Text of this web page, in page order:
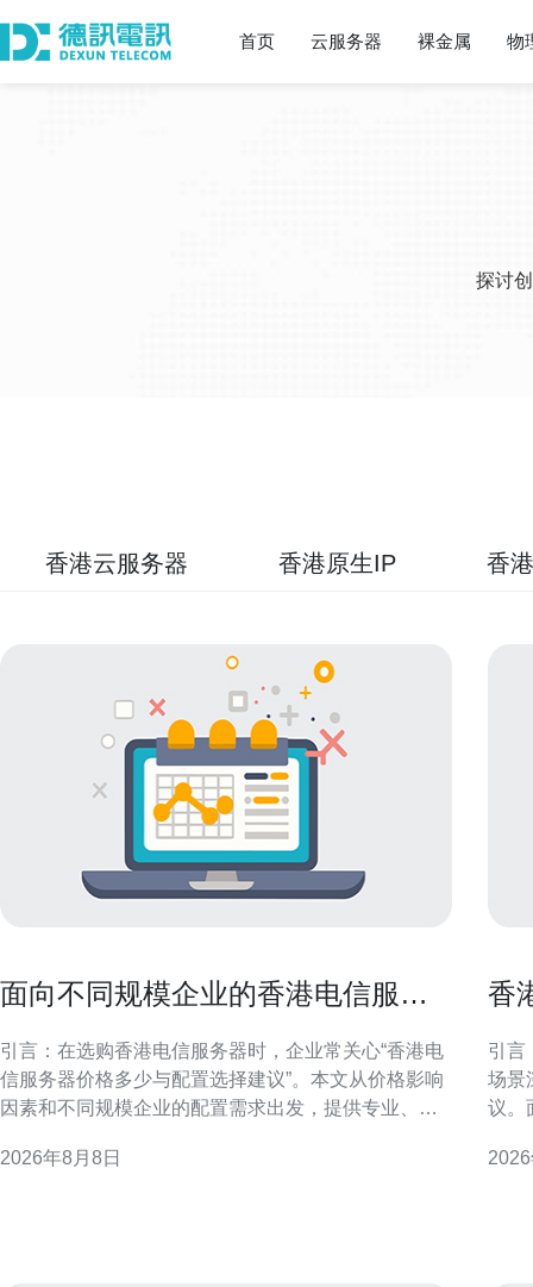
首页 云服务器 裸金属 物
探讨
香港云服务器 香港原生IP 香
面向不同规模企业的香港电信服务
引言：在选购香港电信服务器时，企业常关心“香港电
信服务器价格多少与配置选择建议”。本文从价格影响
因素和不同规模企业的配置需求出发，提供专业、可
电信服务器价格的主要因素 服务器价格并非单一数
2026年8月8日
香
引言
场景
议。
免主观